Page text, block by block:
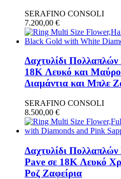
SERAFINO CONSOLI
7.200,00 €
Δαχτυλίδι
18K Λευκό και
Διαμάντια και Μπλε
SERAFINO CONSOLI
8.500,00 €
Δαχτυλίδι
Pave σε 18K Λευκό
Ροζ Ζαφείρια